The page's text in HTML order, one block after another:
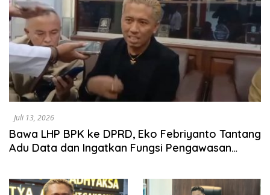
Juli 13, 2026
Bawa LHP BPK ke DPRD, Eko Febriyanto Tantang
Adu Data dan Ingatkan Fungsi Pengawasan